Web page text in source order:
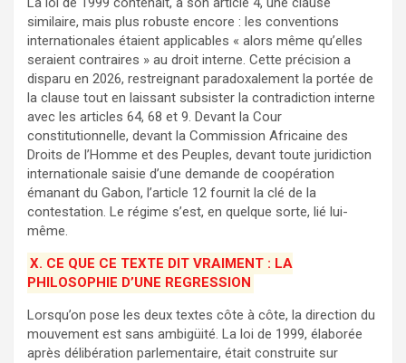
similaire, mais plus robuste encore : les conventions
internationales étaient applicables « alors même qu’elles
seraient contraires » au droit interne. Cette précision a
disparu en 2026, restreignant paradoxalement la portée de
la clause tout en laissant subsister la contradiction interne
avec les articles 64, 68 et 9. Devant la Cour
constitutionnelle, devant la Commission Africaine des
Droits de l’Homme et des Peuples, devant toute juridiction
internationale saisie d’une demande de coopération
émanant du Gabon, l’article 12 fournit la clé de la
contestation. Le régime s’est, en quelque sorte, lié lui-
même.
X. CE QUE CE TEXTE DIT VRAIMENT : LA
PHILOSOPHIE D’UNE REGRESSION
Lorsqu’on pose les deux textes côte à côte, la direction du
mouvement est sans ambigüité. La loi de 1999, élaborée
après délibération parlementaire, était construite sur